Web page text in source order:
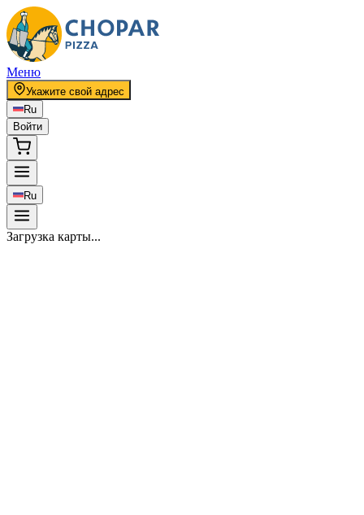
Меню
Укажите свой адрес
Ru
Войти
Ru
Загрузка карты...